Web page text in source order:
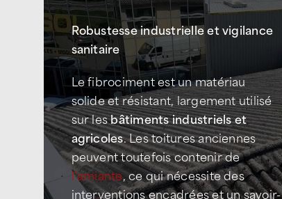
Robustesse industrielle et vigilance
sanitaire
Le fibrociment est un matériau
solide et résistant, largement utilisé
sur lesbâtiments industriels et
agricoles. Les toitures anciennes
peuvent toutefois contenir de
l’amiante, ce qui nécessite des
interventions encadrées et un savoir-